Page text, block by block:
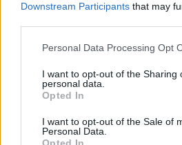
Downstream Participants that may
Personal Data Processing Opt
I want to opt-out of the Sharing
personal data.
Opted In
I want to opt-out of the Sale of
Personal Data.
Opted In